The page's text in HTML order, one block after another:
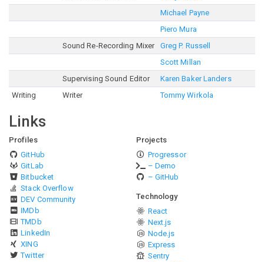
Michael Payne
Piero Mura
Sound Re-Recording Mixer
Greg P. Russell
Scott Millan
Supervising Sound Editor
Karen Baker Landers
Writing
Writer Tommy Wirkola
Links
Profiles
GitHub
GitLab
Bitbucket
Stack Overflow
DEV Community
IMDb
TMDb
LinkedIn
XING
Twitter
Projects
Progressor
– Demo
– GitHub
Technology
React
Next.js
Node.js
Express
Sentry